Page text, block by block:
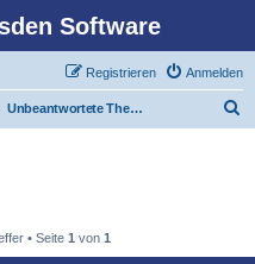
Software
Anmelden
Registrieren
Unbeantwortete Themen
• Seite 1 von 1